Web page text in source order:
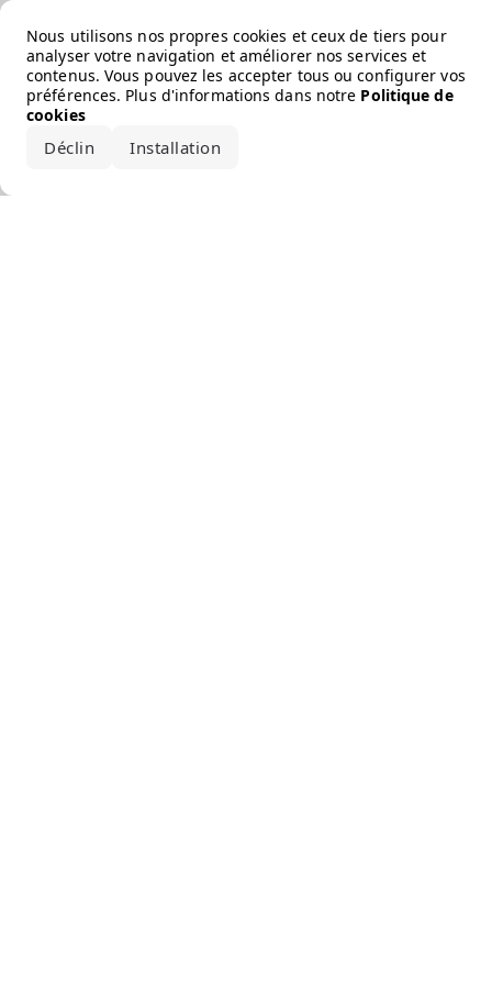
Nous utilisons nos propres cookies et ceux de tiers pour
analyser votre navigation et améliorer nos services et
contenus. Vous pouvez les accepter tous ou configurer vos
préférences. Plus d'informations dans notre Politique de
cookies
Déclin Installation
Error loading the brand